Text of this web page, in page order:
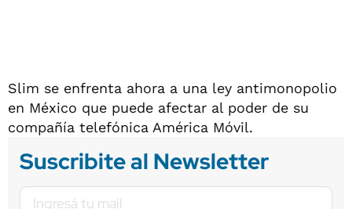
Slim se enfrenta ahora a una ley antimonopolio
en México que puede afectar al poder de su
compañía telefónica América Móvil.
Suscribite al Newsletter